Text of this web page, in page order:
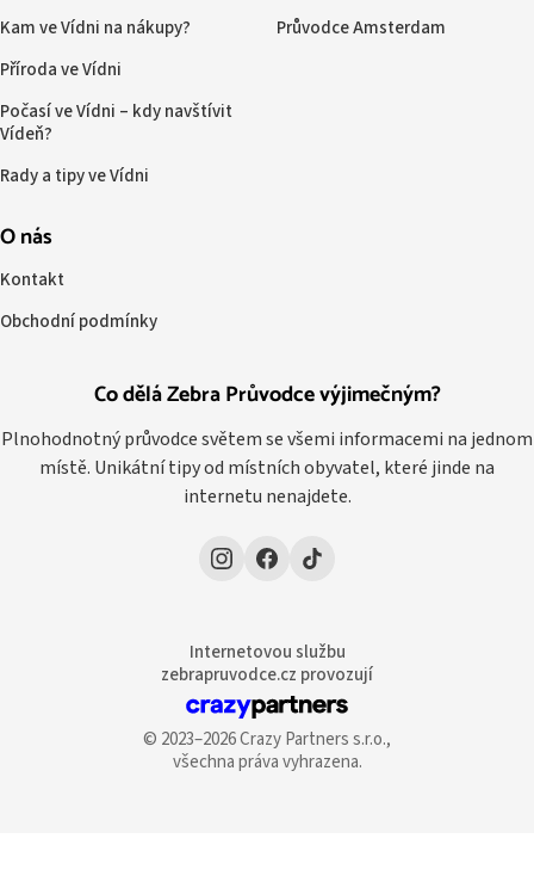
Co dělá Zebra Průvodce výjimečným?
Plnohodnotný průvodce světem se všemi informacemi na jednom
místě. Unikátní tipy od místních obyvatel, které jinde na
internetu nenajdete.
Kam ve Vídni na nákupy?
Příroda ve Vídni
Počasí ve Vídni – kdy navštívit
Vídeň?
Rady a tipy ve Vídni
Průvodce Amsterdam
O nás
Kontakt
Obchodní podmínky
Internetovou službu
zebrapruvodce.cz provozují
© 2023–2026 Crazy Partners s.r.o.,
všechna práva vyhrazena.